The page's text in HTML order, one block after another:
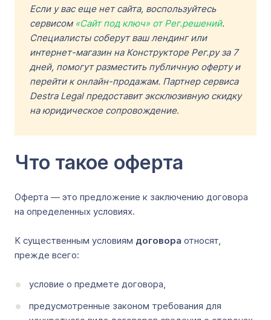
Если у вас еще нет сайта, воспользуйтесь
сервисом «Сайт под ключ» от Рег.решений.
Специалисты соберут ваш лендинг или
интернет-магазин на Конструкторе Рег.ру за 7
дней, помогут разместить публичную оферту и
перейти к онлайн-продажам. Партнер сервиса
Destra Legal предоставит эксклюзивную скидку
на юридическое сопровождение.
Что такое оферта
Оферта — это предложение к заключению договора
на определенных условиях.
К существенным условиям договора относят,
прежде всего:
условие о предмете договора,
предусмотренные законом требования для